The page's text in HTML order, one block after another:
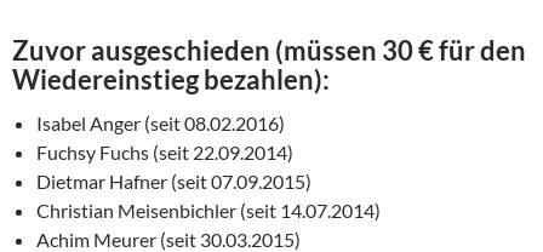
Zuvor ausgeschieden (müssen 30 € für den
Wiedereinstieg bezahlen):
Isabel Anger (seit 08.02.2016)
Fuchsy Fuchs (seit 22.09.2014)
Dietmar Hafner (seit 07.09.2015)
Christian Meisenbichler (seit 14.07.2014)
Achim Meurer (seit 30.03.2015)